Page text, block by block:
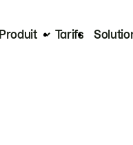
Produit Tarifs